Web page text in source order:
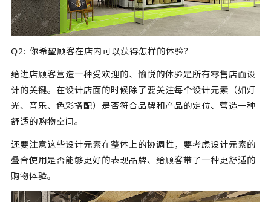
Q2: 你希望顾客在店内可以获得怎样的体验？
给进店顾客营造一种受欢迎的、愉悦的体验是所有零售店面设
计的关键。在设计店面的时候除了要关注每个设计元素（如灯
光、音乐、色彩搭配）是否符合品牌和产品的定位、营造一种
舒适的购物空间。
还要注意这些设计元素在整体上的协调性，要考虑设计元素的
叠合使用是否能够更好的表现品牌、给顾客带了一种更舒适的
购物体验。